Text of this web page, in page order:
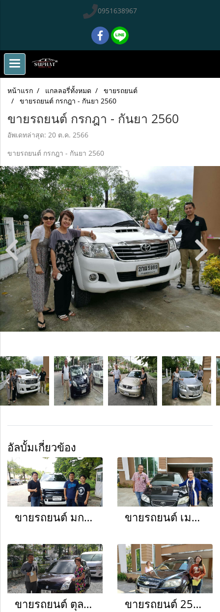
0951638967
หน้าแรก แกลลอรี่ทั้งหมด
ขายรถยนต์
ขายรถยนต์ กรกฎา - กันยา 2560
ขายรถยนต์ กรกฎา - กันยา 2560
อัพเดทล่าสุด: 20 ต.ค. 2566
ขายรถยนต์ กรกฎา - กันยา 2560
อัลบั้มเกี่ยวข้อง
ขายรถยนต์ มกรา - มีนา 2560 ขายรถยนต์ เมษา - มิถุนา 2560
ขายรถยนต์ ตุลา - ธันวา 2560 ขายรถยนต์ 2561